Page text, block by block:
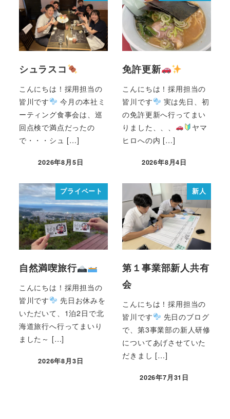
シュラスコ
こんにちは！採用担当の
皆川です
今月の本社ミ
ーティング食事会は、巡
回点検で満点だったの
で・・・シュ […]
2026年8月5日
免許更新
こんにちは！採用担当の
皆川です
実は先日、初
の免許更新へ行ってまい
りました、、、
ヤマ
ヒロへの内 […]
2026年8月4日
プライベート
自然満喫旅行
こんにちは！採用担当の
皆川です
先日お休みを
いただいて、1泊2日で北
海道旅行へ行ってまいり
ました～ […]
2026年8月3日
新人
第１事業部新人共有
会
こんにちは！採用担当の
皆川です
先日のブログ
で、第3事業部の新人研修
についてあげさせていた
だきまし […]
2026年7月31日